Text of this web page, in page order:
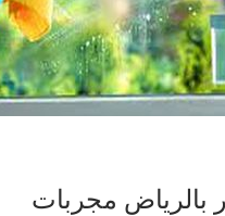
بالرياض مجربات